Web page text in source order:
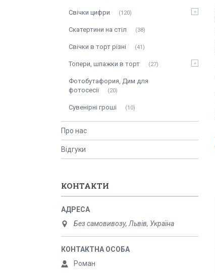
Свічки цифри 120
Скатертини на стіл 38
Свічки в торт різні 41
Топери, шпажки в торт 27
Фотобутафория, Дим для
фотосесії
20
Сувенірні гроші 10
Про нас
Відгуки
КОНТАКТИ
Без самовивозу, Львів, Україна
Роман